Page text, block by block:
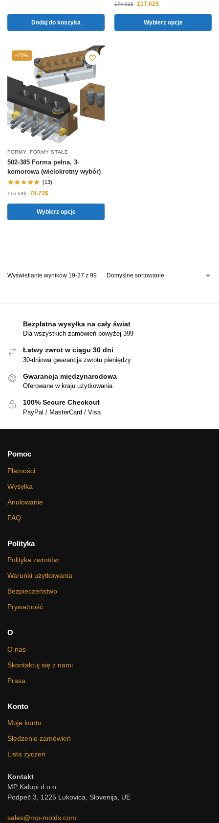
Dodaj do koszyka
174.32$ 117.62$
Wybierz opcje
-20%
FORMY, FORMY STAŁE
502-385 Forma pełna, 3-
komorowa (wielokrotny wybór)
(13)
116.68$ 78.73$
Wybierz opcje
Wyświetlanie wyników 19-27 z 99
Bezpłatna wysyłka na cały świat
Dla wszystkich zamówień powyżej 399
Łatwy zwrot w ciągu 30 dni
30-dniowa gwarancja zwrotu pieniędzy
Gwarancja międzynarodowa
Oferowane w kraju użytkowania
100% Secure Checkout
PayPal / MasterCard / Visa
Pomoc
Płatności
Wysyłka
Anulowanie
FAQ
Polityka
Polityka zwrotów
Warunki użytkowania
Bezpieczeństwo
Prywatność
O
O nas
Skontaktuj się z nami
Prasa
Konto
Moje konto
Śledzenie zamówień
Lista życzeń
Kontakt
MP Kalupi d.o.o.
Podpeč 3, 1225 Lukovica, Slovenija, UE
sales@mp-molds.com